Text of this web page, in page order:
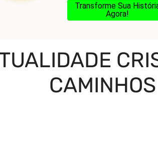
Transforme Sua
Agora!
CAMINHOS